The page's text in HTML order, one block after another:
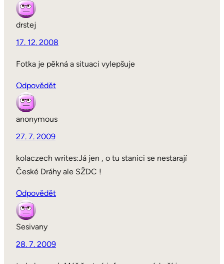
drstej
17. 12. 2008
Fotka je pěkná a situaci vylepšuje
Odpovědět
anonymous
27. 7. 2009
kolaczech writes:Já jen , o tu stanici se nestarají
České Dráhy ale SŽDC !
Odpovědět
Sesivany
28. 7. 2009